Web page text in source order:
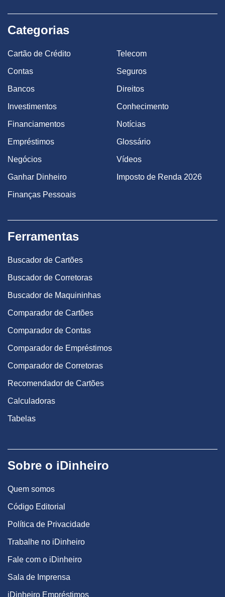
Categorias
Cartão de Crédito
Contas
Bancos
Investimentos
Financiamentos
Empréstimos
Negócios
Ganhar Dinheiro
Finanças Pessoais
Telecom
Seguros
Direitos
Conhecimento
Notícias
Glossário
Vídeos
Imposto de Renda 2026
Ferramentas
Buscador de Cartões
Buscador de Corretoras
Buscador de Maquininhas
Comparador de Cartões
Comparador de Contas
Comparador de Empréstimos
Comparador de Corretoras
Recomendador de Cartões
Calculadoras
Tabelas
Sobre o iDinheiro
Quem somos
Código Editorial
Política de Privacidade
Trabalhe no iDinheiro
Fale com o iDinheiro
Sala de Imprensa
iDinheiro Empréstimos